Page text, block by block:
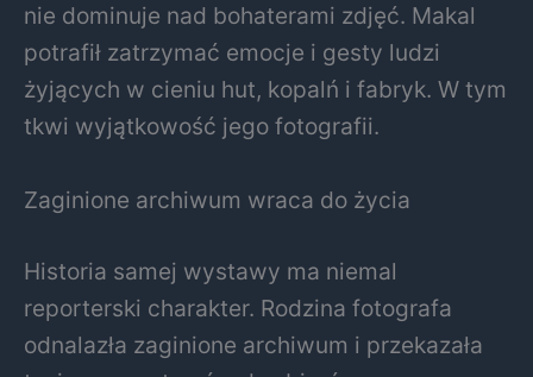
nie dominuje nad bohaterami zdjęć. Makal
potrafił zatrzymać emocje i gesty ludzi
żyjących w cieniu hut, kopalń i fabryk. W tym
tkwi wyjątkowość jego fotografii.
Zaginione archiwum wraca do życia
Historia samej wystawy ma niemal
reporterski charakter. Rodzina fotografa
odnalazła zaginione archiwum i przekazała